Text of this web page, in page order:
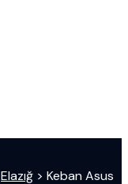
Elazığ > Keban Asus